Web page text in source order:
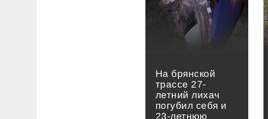
На брянской
трассе 27-
летний лихач
погубил себя и
23-летнюю